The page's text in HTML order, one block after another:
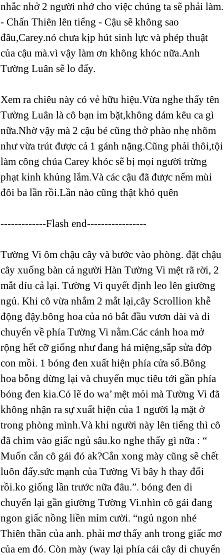
nhắc nhở 2 người nhớ cho việc chúng ta sẽ phải làm.
- Chấn Thiên lên tiếng - Cậu sẽ không sao
đâu,Carey.nó chưa kịp hút sinh lực và phép thuật
của cậu mà.vì vậy làm ơn không khóc nữa.Anh
Tường Luân sẽ lo đấy.
Xem ra chiêu này có vẻ hữu hiệu.Vừa nghe thấy tên
Tường Luân là cô bạn im bặt,không dám kêu ca gì
nữa.Nhờ vậy mà 2 cậu bé cũng thở phào nhẹ nhõm
như vừa trút được cả 1 gánh nặng.Cũng phải thôi,tội
làm công chúa Carey khóc sẽ bị mọi người trừng
phạt kinh khủng lắm.Và các cậu đã được nếm mùi
đôi ba lần rồi.Lần nào cũng thật khó quên
-------------Flash end-----------------
Tường Vi ôm chậu cây và bước vào phòng. đặt chậu
cây xuống bàn cả người Hàn Tường Vi mệt rã rời, 2
mắt díu cả lại. Tường Vi quyết định leo lên giường
ngủ. Khi cô vừa nhắm 2 mắt lại,cây Scrollion khễ
động đậy.bông hoa của nó bắt đầu vươn dài và di
chuyển về phía Tường Vi nằm.Các cánh hoa mở
rộng hết cỡ giống như đang há miệng,sắp sửa đớp
con mồi. 1 bóng đen xuất hiện phía cửa sổ.Bông
hoa bỗng dừng lại và chuyển mục tiêu tới gần phía
bóng đen kia.Có lẽ do wa’ mệt mỏi mà Tường Vi đã
không nhận ra sự xuất hiện của 1 người lạ mặt ở
trong phòng mình.Và khi người này lên tiếng thì cô
đã chìm vào giấc ngủ sâu.ko nghe thấy gì nữa : “
Muốn cắn cô gái đó ak?Cắn xong mày cũng sẽ chết
luôn đấy.sức mạnh của Tường Vi bây h thay đổi
rồi.ko giống lần trước nữa đâu.”. bóng đen di
chuyển lại gần giường Tường Vi.nhìn cô gái đang
ngon giấc nồng liền mỉm cười. “ngủ ngon nhé
Thiên thần của anh. phải mơ thấy anh trong giấc mơ
của em đó. Còn mày (way lại phía cái cây di chuyển